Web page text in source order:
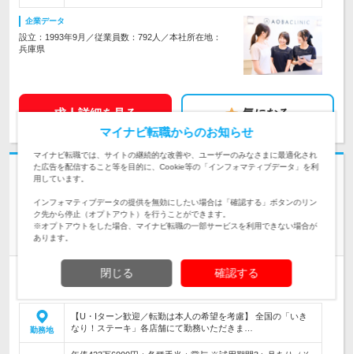
企業データ
設立：1993年9月／従業員数：792人／本社所在地：
兵庫県
求人詳細を見る 気になる
万円／年間休日123日
『いきなりステーキ』の【店長】★店長経験者限定採用／年齢
不問
学歴不問
勤務地
【U・Iターン歓迎／転勤は本人の希望を考慮】 全国の「いき
なり！ステーキ」各店舗にて勤務いただきま…
マイナビ転職からのお知らせ
マイナビ転職では、サイトの継続的な改善や、ユーザーのみなさまに最適化され
た広告を配信すること等を目的に、Cookie等の「インフォマティブデータ」を利
用しています。
インフォマティブデータの提供を無効にしたい場合は「確認する」ボタンのリン
ク先から停止（オプトアウト）を行うことができます。
※オプトアウトをした場合、マイナビ転職の一部サービスを利用できない場合が
あります。
閉じる 確認する